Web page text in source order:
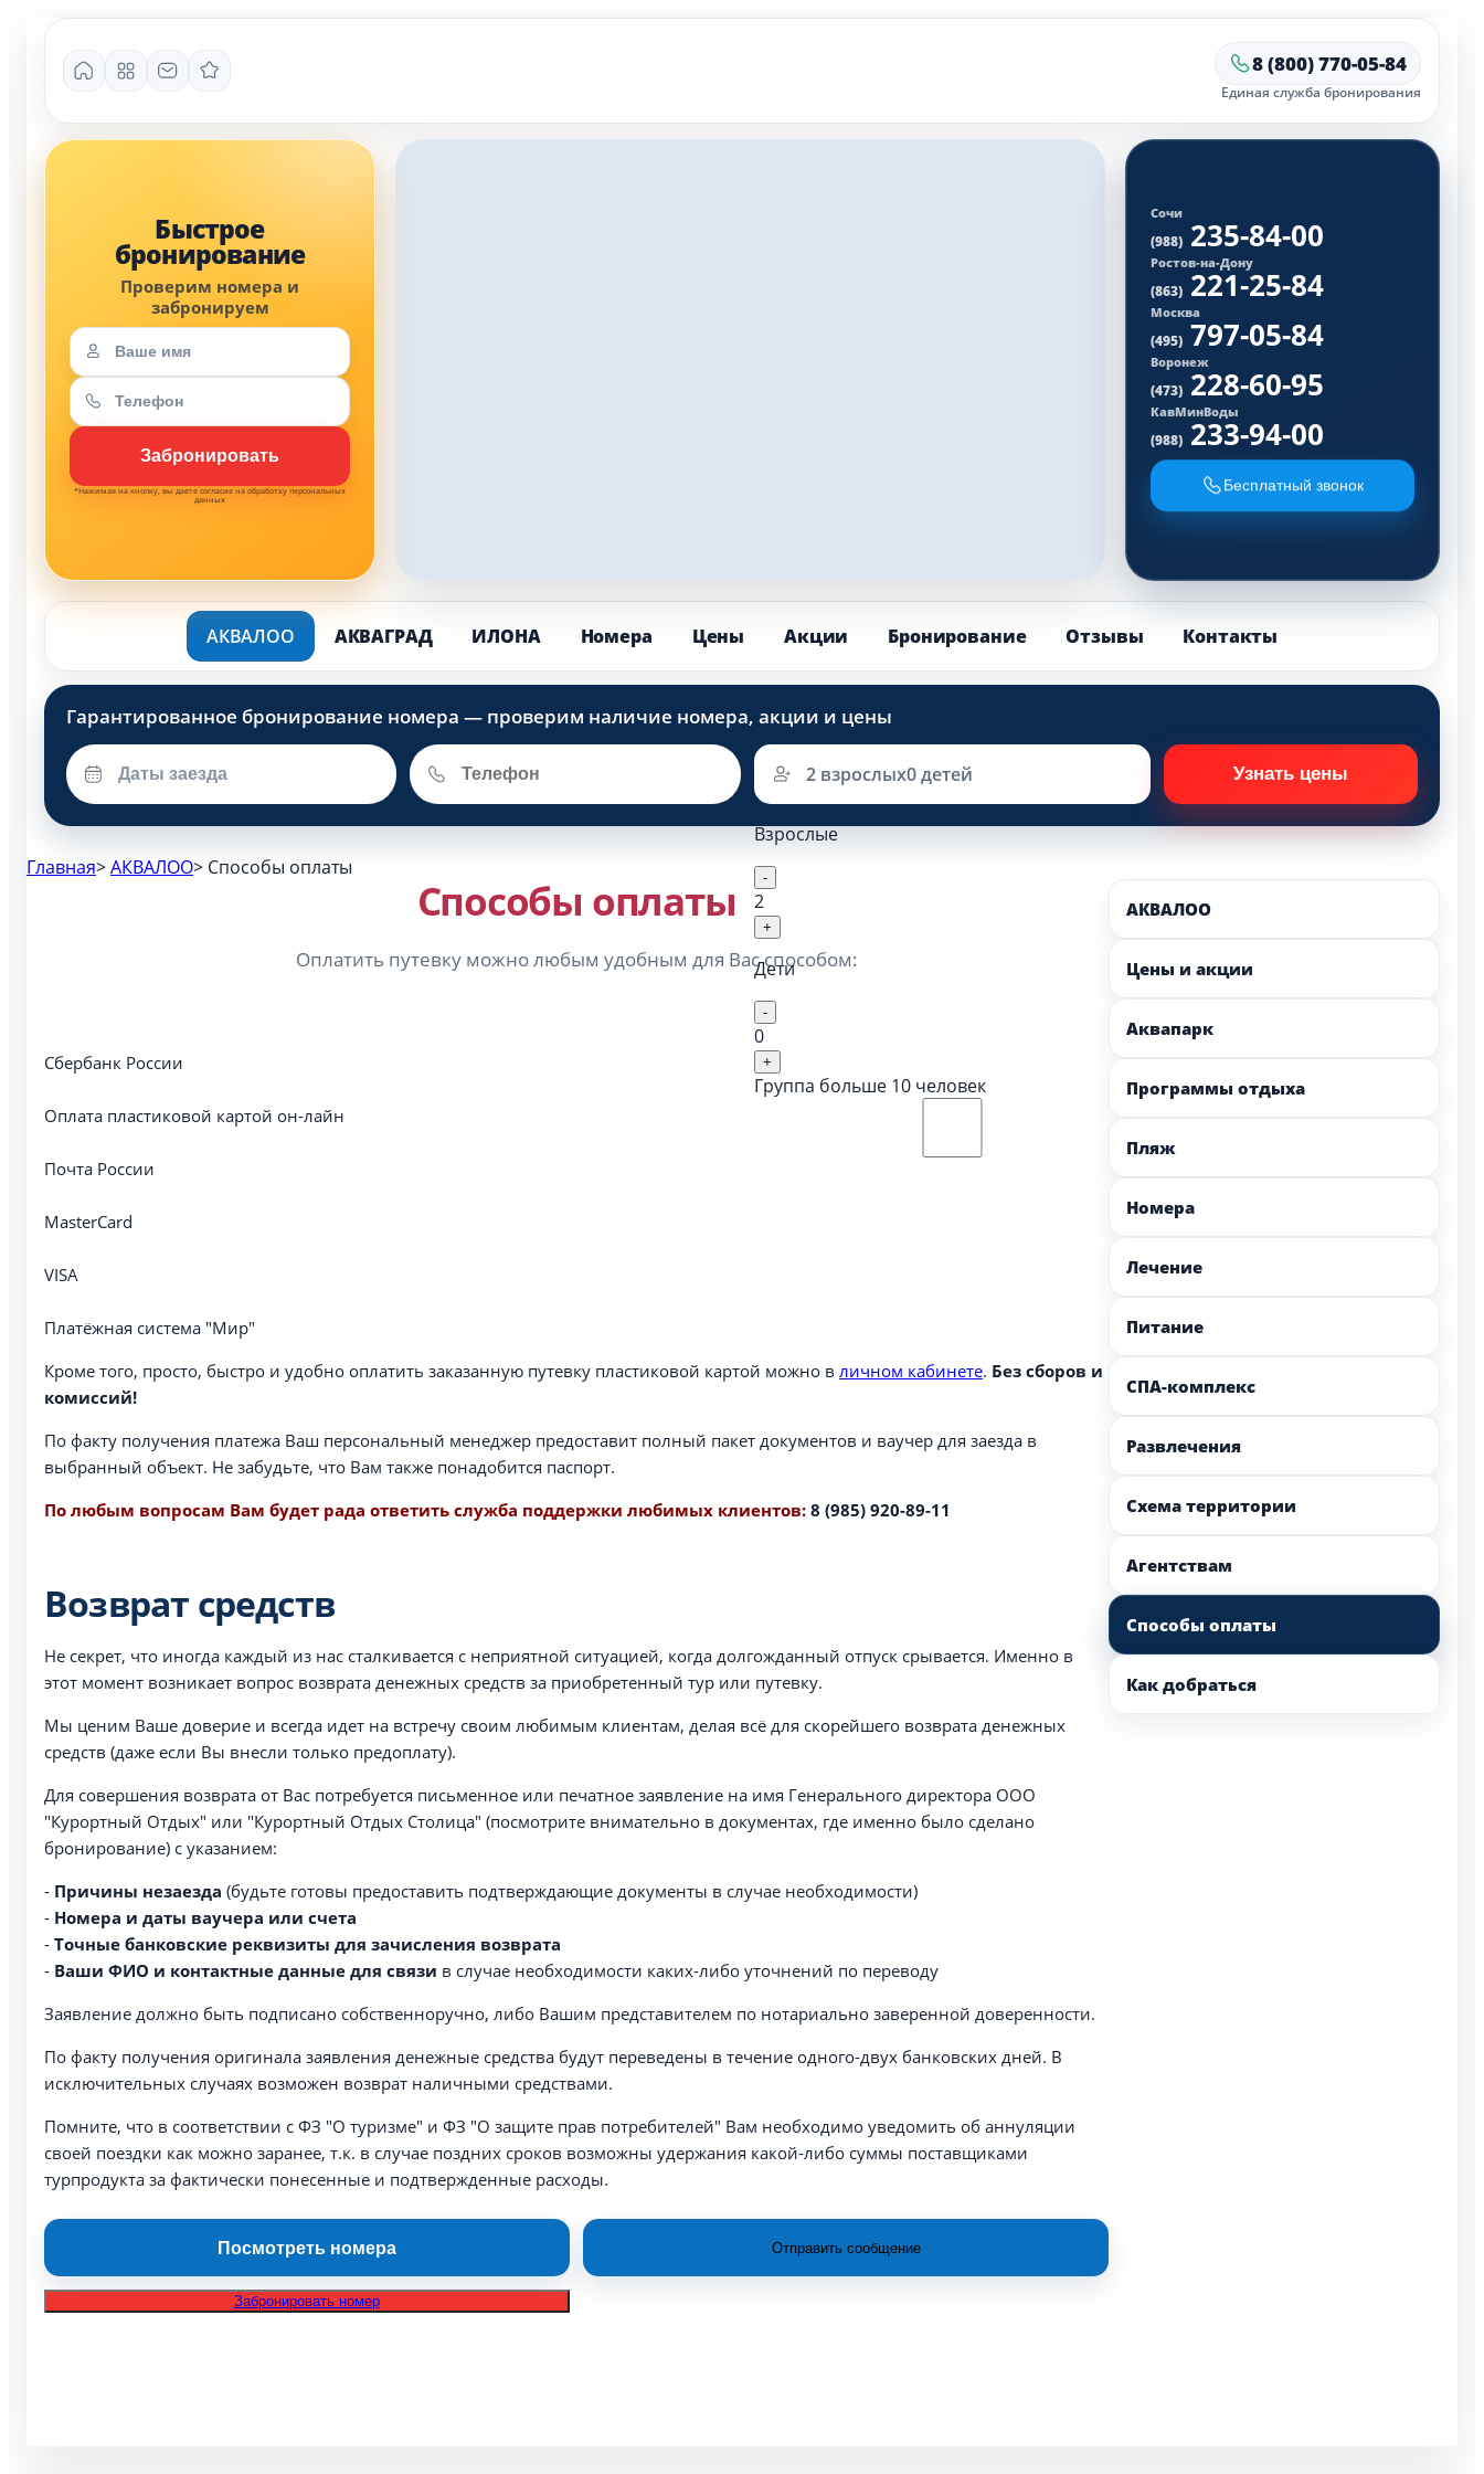
8 (800) 770-05-84
Единая служба бронирования
*Нажимая на кнопку, вы даете согласие на обработку персональных
данных
Сочи
(988) 235-84-00
Ростов-на-Дону
(863) 221-25-84
Москва
(495) 797-05-84
Воронеж
(473) 228-60-95
КавМинВоды
(988) 233-94-00
Бесплатный звонок
АКВАЛОО АКВАГРАД ИЛОНА Номера Цены Акции Бронирование Отзывы Контакты
2 взрослых0 детей
Взрослые
-
2
+
Дети
-
0
+
Группа больше 10 человек
Главная>АКВАЛОО> Способы оплаты
Способы оплаты
Оплатить путевку можно любым удобным для Вас способом:
Сбербанк России
Оплата пластиковой картой он-лайн
Почта России
MasterCard
VISA
Платёжная система "Мир"
Кроме того, просто, быстро и удобно оплатить заказанную путевку пластиковой картой можно в личном кабинете. Без сборов и
комиссий!
По факту получения платежа Ваш персональный менеджер предоставит полный пакет документов и ваучер для заезда в
выбранный объект. Не забудьте, что Вам также понадобится паспорт.
По любым вопросам Вам будет рада ответить служба поддержки любимых клиентов: 8 (985) 920-89-11
Возврат средств
Не секрет, что иногда каждый из нас сталкивается с неприятной ситуацией, когда долгожданный отпуск срывается. Именно в
этот момент возникает вопрос возврата денежных средств за приобретенный тур или путевку.
Мы ценим Ваше доверие и всегда идет на встречу своим любимым клиентам, делая всё для скорейшего возврата денежных
средств (даже если Вы внесли только предоплату).
Для совершения возврата от Вас потребуется письменное или печатное заявление на имя Генерального директора ООО
"Курортный Отдых" или "Курортный Отдых Столица" (посмотрите внимательно в документах, где именно было сделано
бронирование) с указанием:
- Причины незаезда (будьте готовы предоставить подтверждающие документы в случае необходимости)
- Номера и даты ваучера или счета
- Точные банковские реквизиты для зачисления возврата
- Ваши ФИО и контактные данные для связи в случае необходимости каких-либо уточнений по переводу
Заявление должно быть подписано собственноручно, либо Вашим представителем по нотариально заверенной доверенности.
По факту получения оригинала заявления денежные средства будут переведены в течение одного-двух банковских дней. В
исключительных случаях возможен возврат наличными средствами.
Помните, что в соответствии с ФЗ "О туризме" и ФЗ "О защите прав потребителей" Вам необходимо уведомить об аннуляции
своей поездки как можно заранее, т.к. в случае поздних сроков возможны удержания какой-либо суммы поставщиками
турпродукта за фактически понесенные и подтвержденные расходы.
Посмотреть номера Отправить сообщение
Забронировать номер
АКВАЛОО
Цены и акции
Аквапарк
Программы отдыха
Пляж
Номера
Лечение
Питание
СПА-комплекс
Развлечения
Схема территории
Агентствам
Способы оплаты
Как добраться